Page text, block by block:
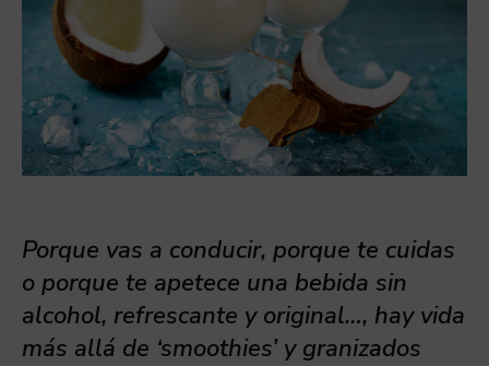
Porque vas a conducir, porque te cuidas
o porque te apetece una bebida sin
alcohol, refrescante y original…, hay vida
más allá de ‘smoothies’ y granizados